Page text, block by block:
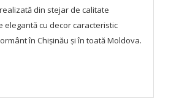
din stejar de calitate
elegantă cu decor caracteristic
în Chișinău și în toată Moldova.